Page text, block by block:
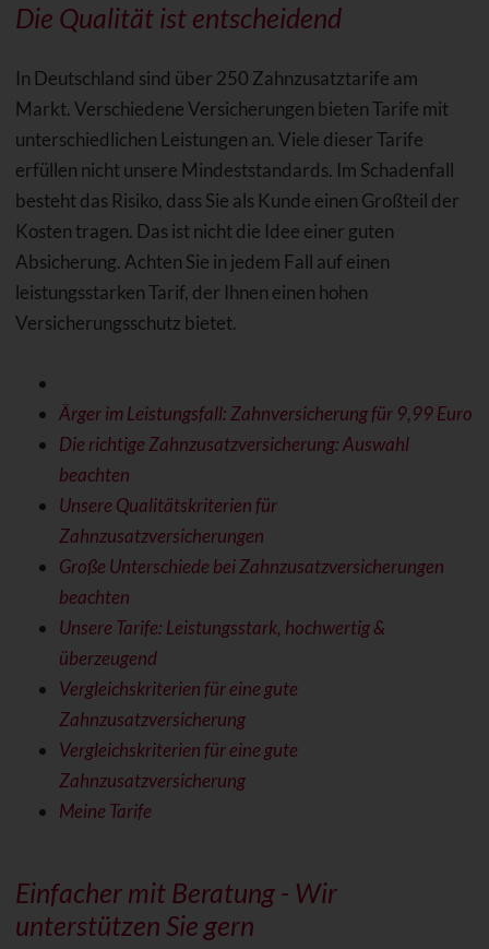
Die Qualität ist entscheidend
In Deutschland sind über 250 Zahnzusatztarife am
Markt. Verschiedene Versicherungen bieten Tarife mit
unterschiedlichen Leistungen an. Viele dieser Tarife
erfüllen nicht unsere Mindeststandards. Im Schadenfall
besteht das Risiko, dass Sie als Kunde einen Großteil der
Kosten tragen. Das ist nicht die Idee einer guten
Absicherung. Achten Sie in jedem Fall auf einen
leistungsstarken Tarif, der Ihnen einen hohen
Versicherungsschutz bietet.
Ärger im Leistungsfall: Zahnversicherung für 9,99 Euro
Die richtige Zahnzusatzversicherung: Auswahl
beachten
Unsere Qualitätskriterien für
Zahnzusatzversicherungen
Große Unterschiede bei Zahnzusatzversicherungen
beachten
Unsere Tarife: Leistungsstark, hochwertig &
überzeugend
Vergleichskriterien für eine gute
Zahnzusatzversicherung
Vergleichskriterien für eine gute
Zahnzusatzversicherung
Meine Tarife
Einfacher mit Beratung - Wir
unterstützen Sie gern